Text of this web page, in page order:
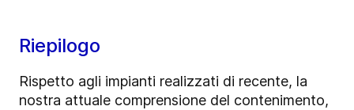
Riepilogo
Rispetto agli impianti realizzati di recente, la
nostra attuale comprensione del contenimento,